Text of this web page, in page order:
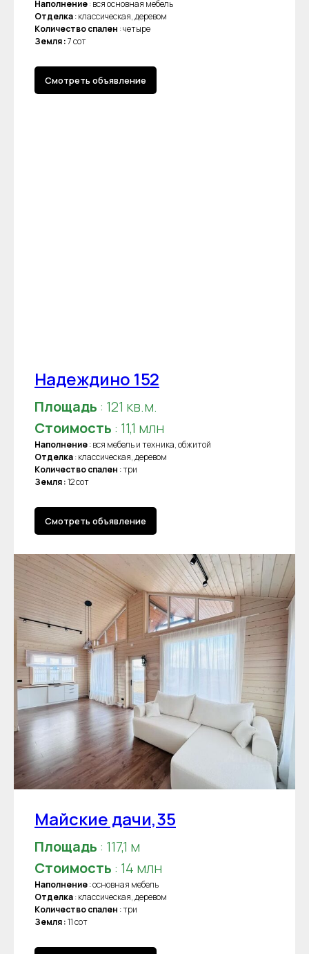
Наполнение: вся основная мебель
Отделка: классическая, деревом
Количество спален : четыре
Земля :7 сот
Смотреть объявление
Надеждино 152
Площадь : 121 кв.м.
Стоимость : 11,1 млн
Наполнение: вся мебель и техника, обжитой
Отделка: классическая, деревом
Количество спален : три
Земля :12 сот
Смотреть объявление
Майские дачи,35
Площадь : 117,1 м
Стоимость : 14 млн
Наполнение: основная мебель
Отделка: классическая, деревом
Количество спален : три
Земля :11 сот